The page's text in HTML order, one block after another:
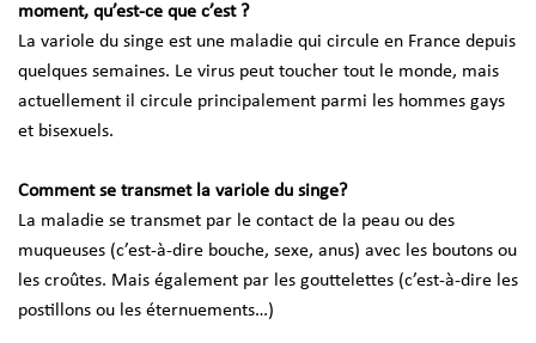
moment, qu’est-ce que c’est ?
La variole du singe est une maladie qui circule en France depuis
quelques semaines. Le virus peut toucher tout le monde, mais
actuellement il circule principalement parmi les hommes gays
et bisexuels.
Comment se transmet la variole du singe?
La maladie se transmet par le contact de la peau ou des
muqueuses (c’est-à-dire bouche, sexe, anus) avec les boutons ou
les croûtes. Mais également par les gouttelettes (c’est-à-dire les
postillons ou les éternuements…)